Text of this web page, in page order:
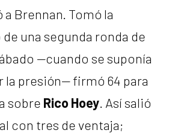
Brennan. Tomó la
una segunda ronda de
—cuando se suponía
la presión— firmó 64 para
sobre Rico Hoey . Así salió
con tres de ventaja;